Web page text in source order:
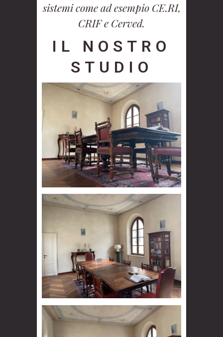
sistemi come ad esempio CE.RI,
CRIF e Cerved.
IL NOSTRO
STUDIO